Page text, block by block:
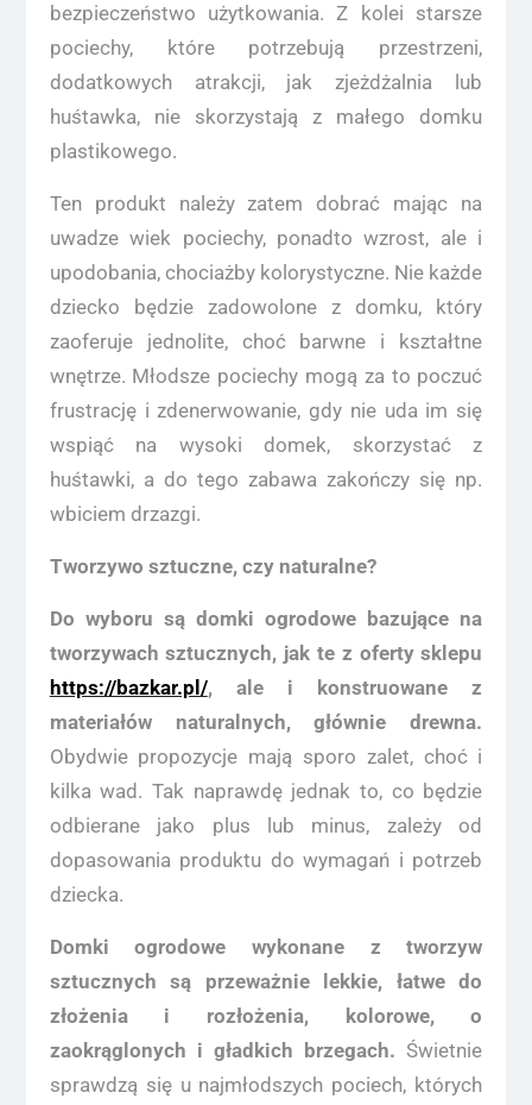
bezpieczeństwo użytkowania. Z kolei starsze
pociechy, które potrzebują przestrzeni,
dodatkowych atrakcji, jak zjeżdżalnia lub
huśtawka, nie skorzystają z małego domku
plastikowego.
Ten produkt należy zatem dobrać mając na
uwadze wiek pociechy, ponadto wzrost, ale i
upodobania, chociażby kolorystyczne. Nie każde
dziecko będzie zadowolone z domku, który
zaoferuje jednolite, choć barwne i kształtne
wnętrze. Młodsze pociechy mogą za to poczuć
frustrację i zdenerwowanie, gdy nie uda im się
wspiąć na wysoki domek, skorzystać z
huśtawki, a do tego zabawa zakończy się np.
wbiciem drzazgi.
Tworzywo sztuczne, czy naturalne?
Do wyboru są domki ogrodowe bazujące na
tworzywach sztucznych, jak te z oferty sklepu
https://bazkar.pl/, ale i konstruowane z
materiałów naturalnych, głównie drewna.
Obydwie propozycje mają sporo zalet, choć i
kilka wad. Tak naprawdę jednak to, co będzie
odbierane jako plus lub minus, zależy od
dopasowania produktu do wymagań i potrzeb
dziecka.
Domki ogrodowe wykonane z tworzyw
sztucznych są przeważnie lekkie, łatwe do
złożenia i rozłożenia, kolorowe, o
zaokrąglonych i gładkich brzegach. Świetnie
sprawdzą się u najmłodszych pociech, których